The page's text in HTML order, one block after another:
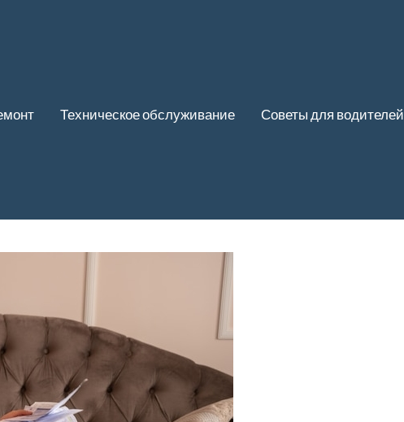
Техническое обслуживание Советы для водителей